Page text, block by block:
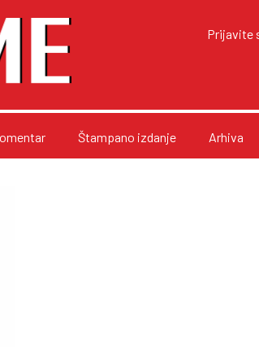
Prijavite
Štampano izdanje Arhiva